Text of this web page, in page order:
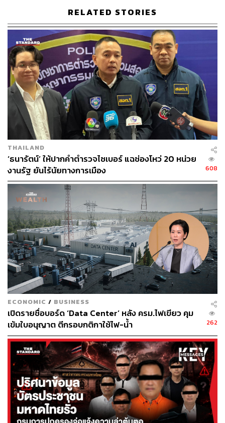
ลักษณะนี้มาอย่างต่อเนื่อง จึงยื่นหนังสือถึงนายกรัฐมนตรี
และยังมีการกระทำซ้ำมากขึ้น จนวันที่ 18 เมษายน ได้ไป
ปรึกษากับตำรวจไซเบอร์ว่าถ้าอยากตรวจสอบเพจเหล่านี้ ให้
ไปยื่นฟ้องหมิ่นประมาทที่สภ.เมืองยะลา ยื่นฟ้อง 10 เพจที่ยก
ตัวอย่าง และวันที่ 21 เมษายนตนได้ไปยื่นเรื่องที่ คณะ
กรรมการสิทธิมนุษยชนแห่งชาติ แต่พวกเขายังโจมตีไม่หยุด
“อย่างในภาพ AI เป็นภาพดิฉันถูก สส.รอมฎอน จูงเชือก
เหมือนจูงสนุก และข้อความบอกว่า ตำแหน่งใหม่ หมารับใช้
BRN เป็นภาพที่ร้ายแรงมาก และภาพนู้ดที่เป็นภาพกับ อลาดี
ร้ายแรงในความรู้สึกดิฉันมาก เป็นภาพที่ดิฉันไปงานแต่งงาน
เพื่อน ไม่มีรูปนี้เก็บไว้แล้วเขามีภาพนี้ได้อย่างไร และเรื่องนี้ก็
กระทบไปถึง อลาดีด้วย”
ฐปณีย์ เล่าเหตุการณ์ทั้งน้ำตาโดย ระบุว่า แม้จะแจ้งความไป
แล้ว แต่เพจเหล่านี้ยังคุกคามอย่างต่อเนื่อง จนวันที่ 25
พ.ค.เพจ Truth of the Day ไปเขียนว่าสื่อตัวดียื่นเรื่องถึง
กมธ.และเชิญ ผอ.รมน.มาชี้แจง จึงอยากถามว่า เพจนี้รู้ได้
อย่างไร เพราะเราเองและ กมธ.ไม่เคยให้ข่าวเรื่องนี้หลังยื่น
หนังสือถึง กมธ.เมื่อวันที่ 21 พฤษภาคม
“เรื่องนี้กระทบกับจิตใจค่อนข้างสูง เพราะการโจมตีเยอะ ใช้
ภาพ AI มันรุนแรงและไปเร็ว ผลกระทบทางจิตใจมีคนถามว่า
แรงนะ มีคนถามว่าเราแบ่งแยกดินแดนจริงไหม ไม่ใช่แค่
คนในสามจังหวัด แต่คนในกรุงเทพก็ถาม และถามว่าไป
สนับสนุนแบ่งแยกดินแดนเหรอ เราก็ยืนยันว่าไปทำข่าว แล้ว
เขาตอบว่า อย่าไปทำอย่างนั้นนะคะ ถ้าไปทำอย่างนั้นไม่เอา
ไว้ แสดงว่า เขาเชื่อใส่ร้ายป้ายสี”
ฐปณีย์ กล่าวว่า ในฐานะสื่อมวลชน ยืนยันว่าไปทำข่าว
สื่อมวลชนเท่านั้นในช่วง 18 ปีที่ทำข่าว 3 มิติ ตนทำข่าว
ชายแดนใต้มาโดยตลอด รวมถึง 10 ปีของการมีคณะพูดคุย
เพื่อสันติภาพ หน้าที่นักข่าวทำหน้าที่สื่อเพื่อสันติภาพ เพราะ
นักข่าวก็อยากเห็นสันติในจังหวัดชายแดนภาคใต้ ดิฉันเป็น
คน อ.จะนะ จ.สงขลาเป็นประชาชนที่ได้รับผลกระทบด้วย
RELATED STORIES
THAILAND
‘ธนารัตน์’ ให้ปากคำตำรวจไซเบอร์ แฉช่องโหว่ 20 หน่วย
งานรัฐ ยันไร้นัยทางการเมือง
608
ECONOMIC / BUSINESS
เปิดรายชื่อบอร์ด ‘Data Center’ หลัง ครม.ไฟเขียว คุม
เข้มใบอนุญาต ตีกรอบกติกาใช้ไฟ-น้ำ
262